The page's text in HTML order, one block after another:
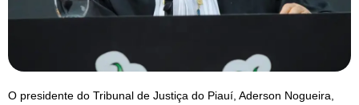
O presidente do Tribunal de Justiça do Piauí, Aderson Nogueira,